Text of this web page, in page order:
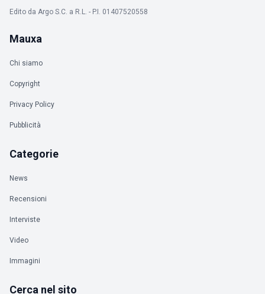
Edito da Argo S.C. a R.L. - P.I. 01407520558
Mauxa
Chi siamo
Copyright
Privacy Policy
Pubblicità
Categorie
News
Recensioni
Interviste
Video
Immagini
Cerca nel sito